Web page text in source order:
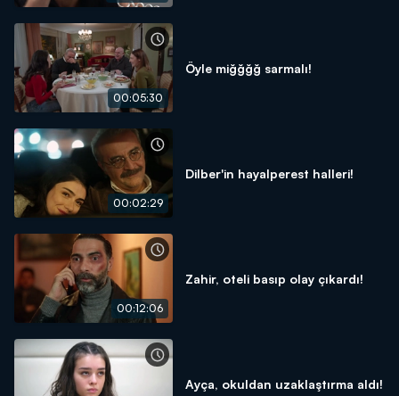
00:05:30
Öyle miğğğğ sarmalı!
00:02:29
Dilber'in hayalperest halleri!
00:12:06
Zahir, oteli basıp olay çıkardı!
Ayça, okuldan uzaklaştırma aldı!